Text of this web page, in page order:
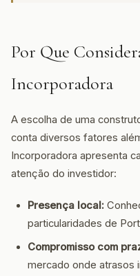
Por Que
Incorporadora
A escolha de uma
conta diversos fatores
Incorporadora apresenta
atenção do investidor:
Presença local:
particularidades de
Compromisso com
mercado onde atrasos